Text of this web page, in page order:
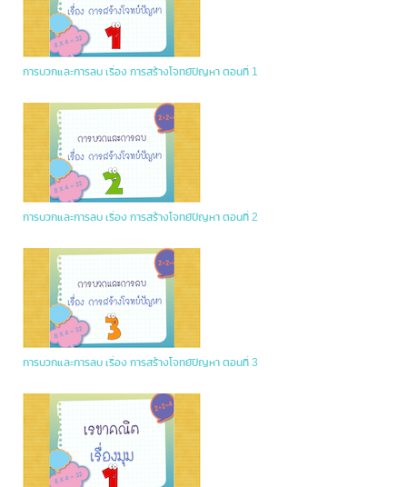
การบวกและการลบ เรื่อง การสร้างโจทย์ปัญหา ตอนที่ 1
การบวกและการลบ เรื่อง การสร้างโจทย์ปัญหา ตอนที่ 2
การบวกและการลบ เรื่อง การสร้างโจทย์ปัญหา ตอนที่ 3